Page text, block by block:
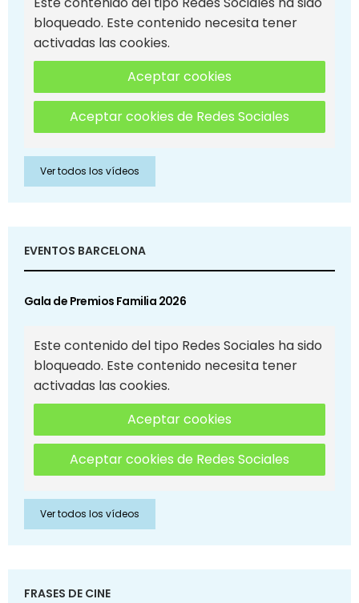
bloqueado. Este contenido necesita tener
activadas las cookies.
Aceptar cookies
Aceptar cookies de Redes Sociales
Ver todos los vídeos
EVENTOS BARCELONA
Gala de Premios Familia 2026
Este contenido del tipo Redes Sociales ha sido
bloqueado. Este contenido necesita tener
activadas las cookies.
Aceptar cookies
Aceptar cookies de Redes Sociales
Ver todos los vídeos
FRASES DE CINE